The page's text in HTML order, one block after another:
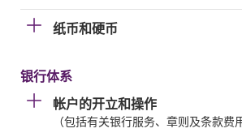
纸币和硬币
银行体系
帐户的开立和操作
（包括有关银行服务、章则及条款费